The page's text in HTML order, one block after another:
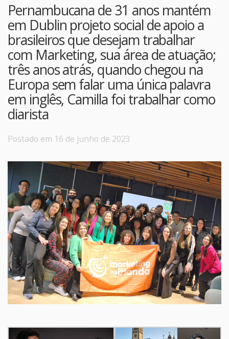
Pernambucana de 31 anos mantém
em Dublin projeto social de apoio a
brasileiros que desejam trabalhar
com Marketing, sua área de atuação;
três anos atrás, quando chegou na
Europa sem falar uma única palavra
em inglês, Camilla foi trabalhar como
diarista
Postado em 16 de junho de 2023